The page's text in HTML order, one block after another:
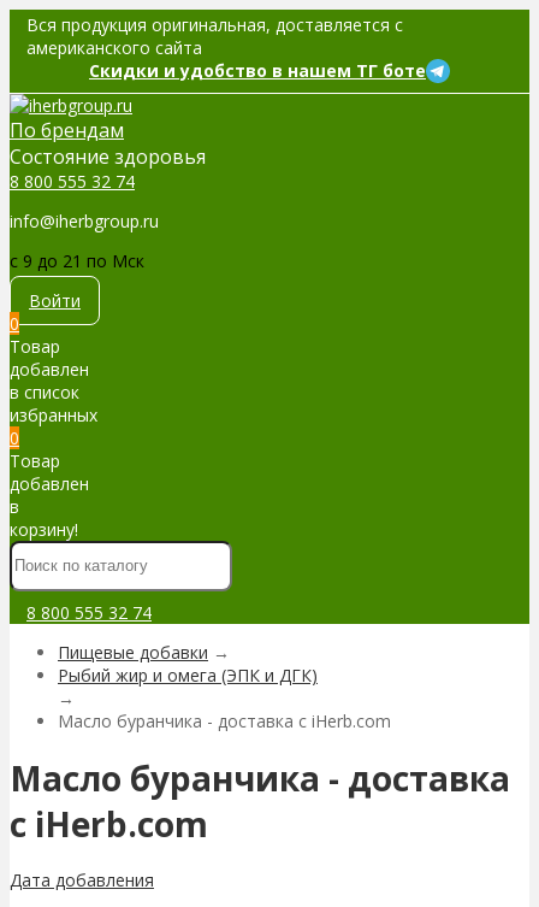
Вся продукция оригинальная, доставляется с
американского сайта
Скидки и удобство в нашем ТГ боте
По брендам
Cостояние здоровья
8 800 555 32 74
info@iherbgroup.ru
c 9 до 21 по Мск
Войти
0
Товар
добавлен
в список
избранных
0
Товар
добавлен
в
корзину!
8 800 555 32 74
Пищевые добавки →
Рыбий жир и омега (ЭПК и ДГК)
→
Масло буранчика - доставка с iHerb.com
Масло буранчика - доставка
с iHerb.com
Дата добавления